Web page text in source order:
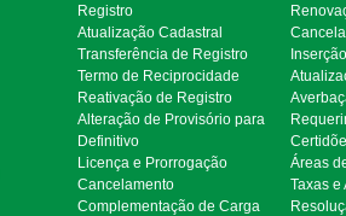
Registro
Atualização Cadastral
Transferência de Registro
Termo de Reciprocidade
Reativação de Registro
Alteração de Provisório para
Definitivo
Licença e Prorrogação
Cancelamento
Complementação de Carga
Áreas
Taxas e